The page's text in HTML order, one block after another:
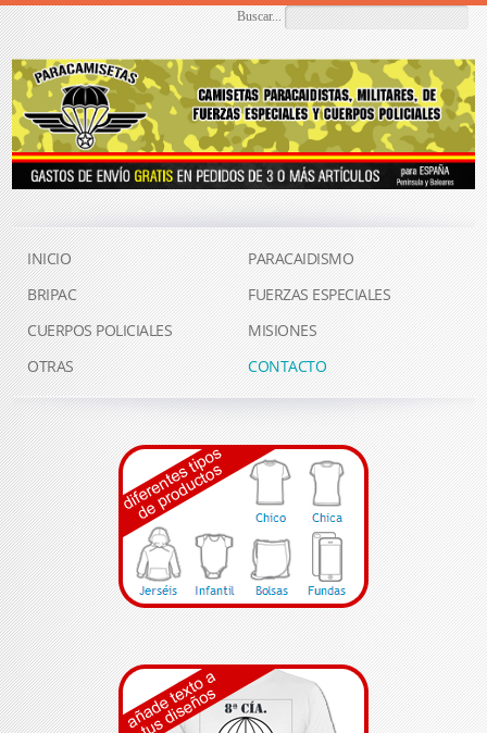
Buscar...
INICIO
PARACAIDISMO
BRIPAC
FUERZAS ESPECIALES
CUERPOS POLICIALES
MISIONES
OTRAS
CONTACTO